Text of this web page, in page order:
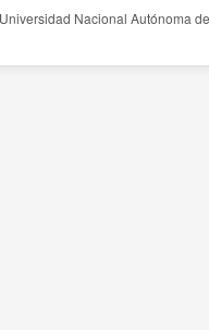
Nacional Autónoma